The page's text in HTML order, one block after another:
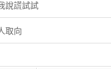
說謊試試
取向